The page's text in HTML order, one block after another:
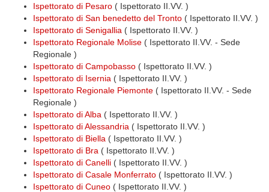
Ispettorato di Pesaro ( Ispettorato II.VV. )
Ispettorato di San benedetto del Tronto ( Ispettorato II.VV. )
Ispettorato di Senigallia ( Ispettorato II.VV. )
Ispettorato Regionale Molise ( Ispettorato II.VV. - Sede
Regionale )
Ispettorato di Campobasso ( Ispettorato II.VV. )
Ispettorato di Isernia ( Ispettorato II.VV. )
Ispettorato Regionale Piemonte ( Ispettorato II.VV. - Sede
Regionale )
Ispettorato di Alba ( Ispettorato II.VV. )
Ispettorato di Alessandria ( Ispettorato II.VV. )
Ispettorato di Biella ( Ispettorato II.VV. )
Ispettorato di Bra ( Ispettorato II.VV. )
Ispettorato di Canelli ( Ispettorato II.VV. )
Ispettorato di Casale Monferrato ( Ispettorato II.VV. )
Ispettorato di Cuneo ( Ispettorato II.VV. )